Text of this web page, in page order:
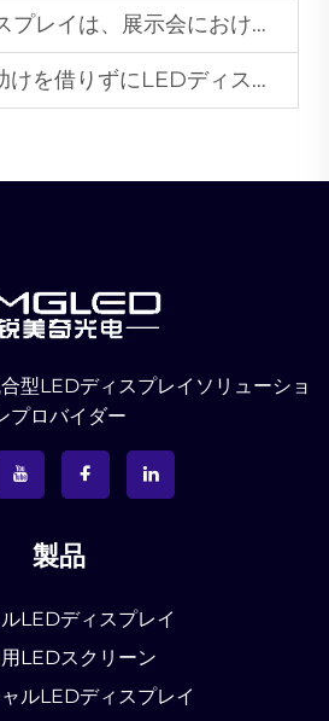
におけるブランドの認知度をどのように高めることができるか？
LEDディスプレイパネルの不良部品を交換する方法は？
型LEDディスプレイソリューショ
プロバイダー
製品
LEDディスプレイ
LEDスクリーン
ルLEDディスプレイ